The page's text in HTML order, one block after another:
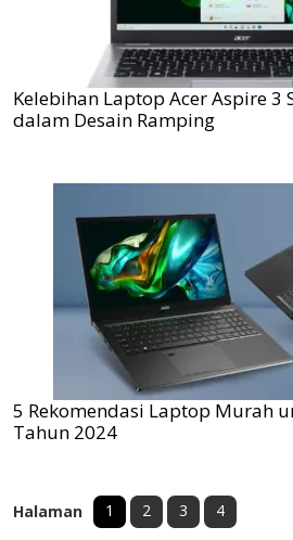
Kelebihan Laptop Acer Aspire 3
dalam Desain Ramping
5 Rekomendasi Laptop Murah
Tahun 2024
Halaman 1 2 3 4